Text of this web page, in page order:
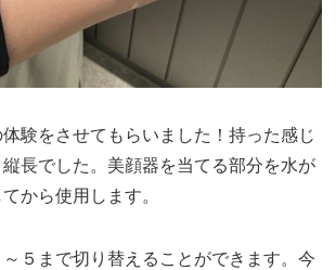
験をさせてもらいました！持った感じ
長でした。美顔器を当てる部分を水が
から使用します。
５まで切り替えることができます。今